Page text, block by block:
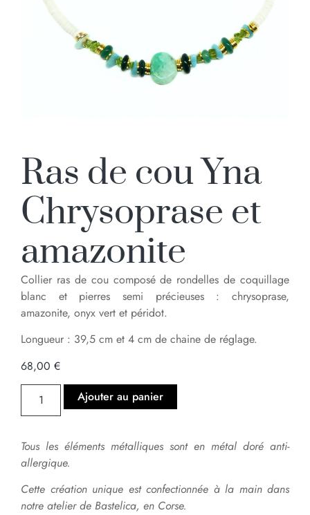
Ras de cou Yna
Chrysoprase et
amazonite
Collier ras de cou composé de rondelles de coquillage
blanc et pierres semi précieuses : chrysoprase,
amazonite, onyx vert et péridot.
Longueur : 39,5 cm et 4 cm de chaine de réglage.
68,00 €
Ajouter au panier
Tous les éléments métalliques sont en métal doré anti-
allergique.
Cette création unique est confectionnée à la main dans
notre atelier de Bastelica, en Corse.